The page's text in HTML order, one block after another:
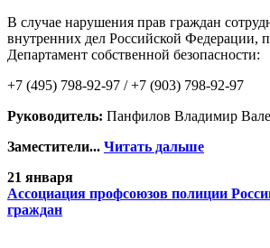
В случае нарушения прав граждан
внутренних дел Российской Федерации,
Департамент собственной безопасности:
+7 (495) 798-92-97 / +7 (903) 798-92-97
Руководитель: Панфилов Владимир
Заместители... Читать дальше
21 января
Ассоциация профсоюзов полиции
граждан